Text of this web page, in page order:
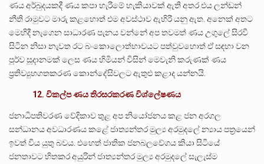
ණය අර්බුදයකදී ණය කපා හැරීමේ හැකියාවක් ඇති අතර එය ලන්ඩන්
නීති රාමුවට මාරු කළහොත් එම අවස්ථාව ඇහිරී යනු ඇත. අනෙක් අතට
මෙහිදී නැගෙන සාධාරණ පැනය වන්නේ අප තවමත් ණය උගුලේ සිරවී
සිටින නිසා නැවත රට බංකොලොත්භාවයට පත්වුවහොත් ඒ සඳහා වන
පූර්ව සූදානමක් ලෙස ණය හිමියන් විසින් මෙවැනි කරුණක් ණය
ප්‍රතිව්‍යුහගතකරණ කොන්දේසිවලට ඇතුළු කළාද යන්නයි.
12. විකල්ප ණය තිරසරකරණ විශ්ලේෂණය
ජනාධිපතිවරණ වේදිකාව තුළ අප නියෝජනය කළ ජන අරගල
සන්ධානය අවධාරණය කළේ ජාත්‍යන්තර මුල්‍ය අරමුදලේ න්‍යාය පත්‍රයෙන්
ඉවත් විය යුතු බවය. එහෙත් ජාතික ජනබලවේගය කියා සිටියේ
ජනතාවට හිතකර අයුරින් ජාත්‍යන්තර මුල්‍ය අරමුදලේ සැලැස්ම